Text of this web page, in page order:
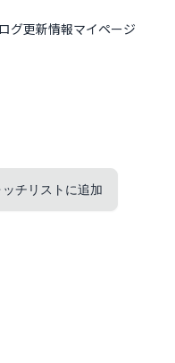
グ更新情報マイページ
ッチリストに追加